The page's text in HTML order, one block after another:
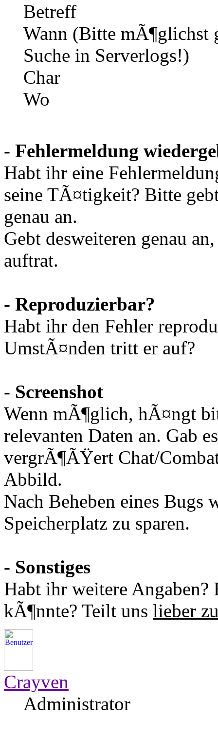
Betreff
Wann (Bitte mÃ¶glichst
Suche in Serverlogs!)
Char
Wo
- Fehlermeldung
Habt ihr eine
seine TÃ¤tigkeit? Bitte
genau an.
Gebt desweiteren genau
auftrat.
- Reproduzierbar?
Habt ihr den Fehler
UmstÃ¤nden tritt er auf?
- Screenshot
Wenn mÃ¶glich, hÃ¤ngt
relevanten Daten an. Gab
vergrÃ¶ÃŸert Chat/
Abbild.
Nach Beheben eines Bugs
Speicherplatz zu sparen.
- Sonstiges
Habt ihr weitere Angaben?
kÃ¶nnte? Teilt uns lieber
Crayven
Administrator